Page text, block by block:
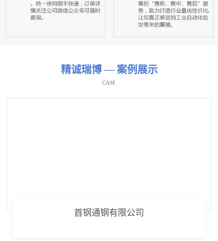
精诚瑞博 — 案例展示
CASE
首钢通钢有限公司